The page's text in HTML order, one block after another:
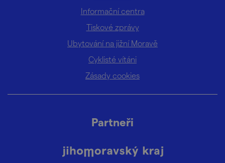
Informační centra
Tiskové zprávy
Ubytování na jižní Moravě
Cyklisté vítáni
Zásady cookies
Partneři